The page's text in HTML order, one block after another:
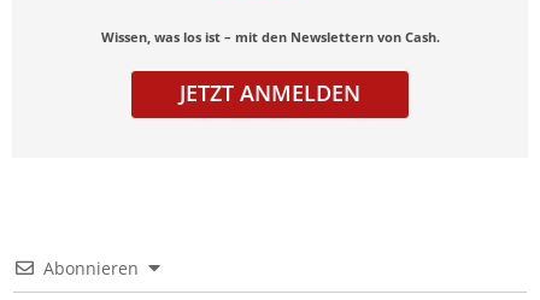
Wissen, was los ist – mit den Newslettern von Cash.
JETZT ANMELDEN
Abonnieren